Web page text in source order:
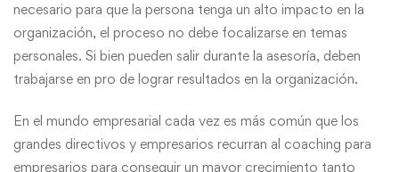
necesario para que la persona tenga un alto impacto en la
organización, el proceso no debe focalizarse en temas
personales. Si bien pueden salir durante la asesoría, deben
trabajarse en pro de lograr resultados en la organización.
En el mundo empresarial cada vez es más común que los
grandes directivos y empresarios recurran al coaching para
empresarios para conseguir un mayor crecimiento tanto